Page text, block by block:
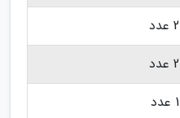
2 عدد
2 عدد
1 عدد